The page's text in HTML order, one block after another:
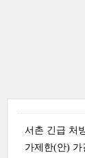
서촌 긴급 처
가제한(안) 가